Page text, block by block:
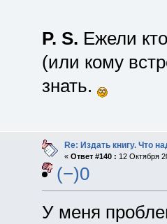
P. S. Ежели
(или кому
знать.
Re: Издать книгу. Что
« Ответ #140 : 12 Октября
(−)0
У меня